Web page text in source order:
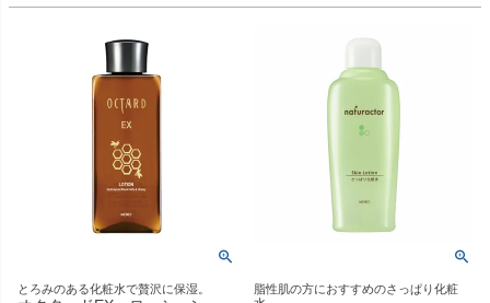
とろみのある化粧水で贅沢に保湿。
脂性肌の方におすすめのさっぱり化粧